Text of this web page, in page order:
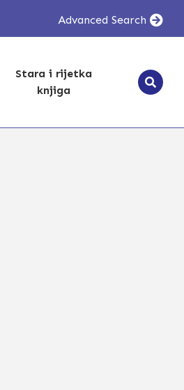
Advanced Search
Stara i rijetka
knjiga